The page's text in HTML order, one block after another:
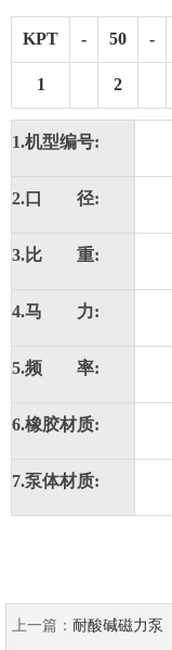
KPT - 50 -
1 2
1.机型编号:
2.口 径:
3.比 重:
4.马 力:
5.频 率:
6.橡胶材质:
7.泵体材质:
上一篇： 耐酸碱磁力泵